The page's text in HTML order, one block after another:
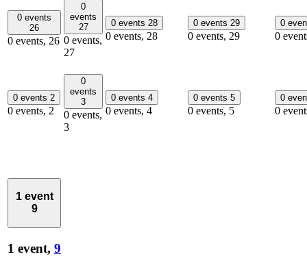
0 events
26
0 events, 26
0
events
27
0 events,
27
0 events 28
0 events, 28
0 events 29
0 events, 29
0
0
0 events 2
0 events, 2
0
events
3
0 events,
3
0 events 4
0 events, 4
0 events 5
0 events, 5
0
0
1 event
9
1 event, 9